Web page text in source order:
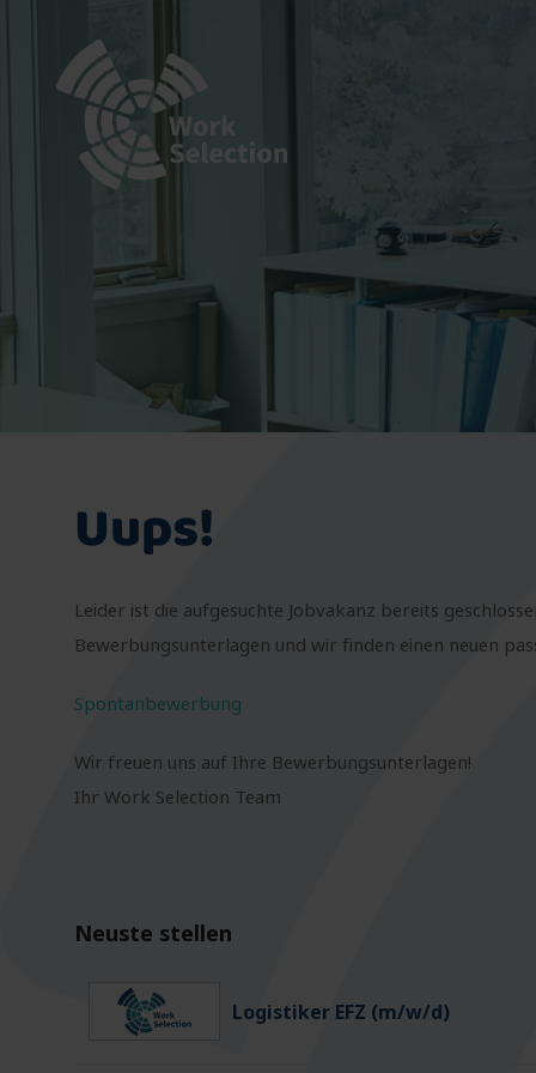
Uups!
Leider ist die aufgesuchte Jobvakanz bereits
Bewerbungsunterlagen und wir finden einen neuen
Spontanbewerbung
Wir freuen uns auf Ihre Bewerbungsunterlagen!
Ihr Work Selection Team
Neuste stellen
Logistiker EFZ (m/w/d)